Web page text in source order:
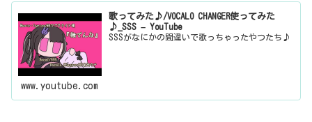
歌ってみた♪/VOCALO CHANGER使ってみた
♪_SSS – YouTube
SSSがなにかの間違いで歌っちゃったやつたち♪
www.youtube.com